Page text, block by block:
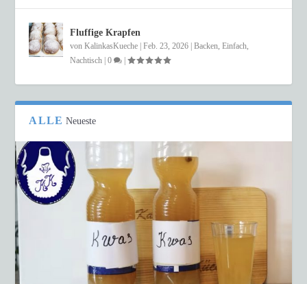
Fluffige Krapfen
vonKalinkasKueche |Feb. 23, 2026 |Backen ,Einfach
Nachtisch |0 |
ALLE Neueste